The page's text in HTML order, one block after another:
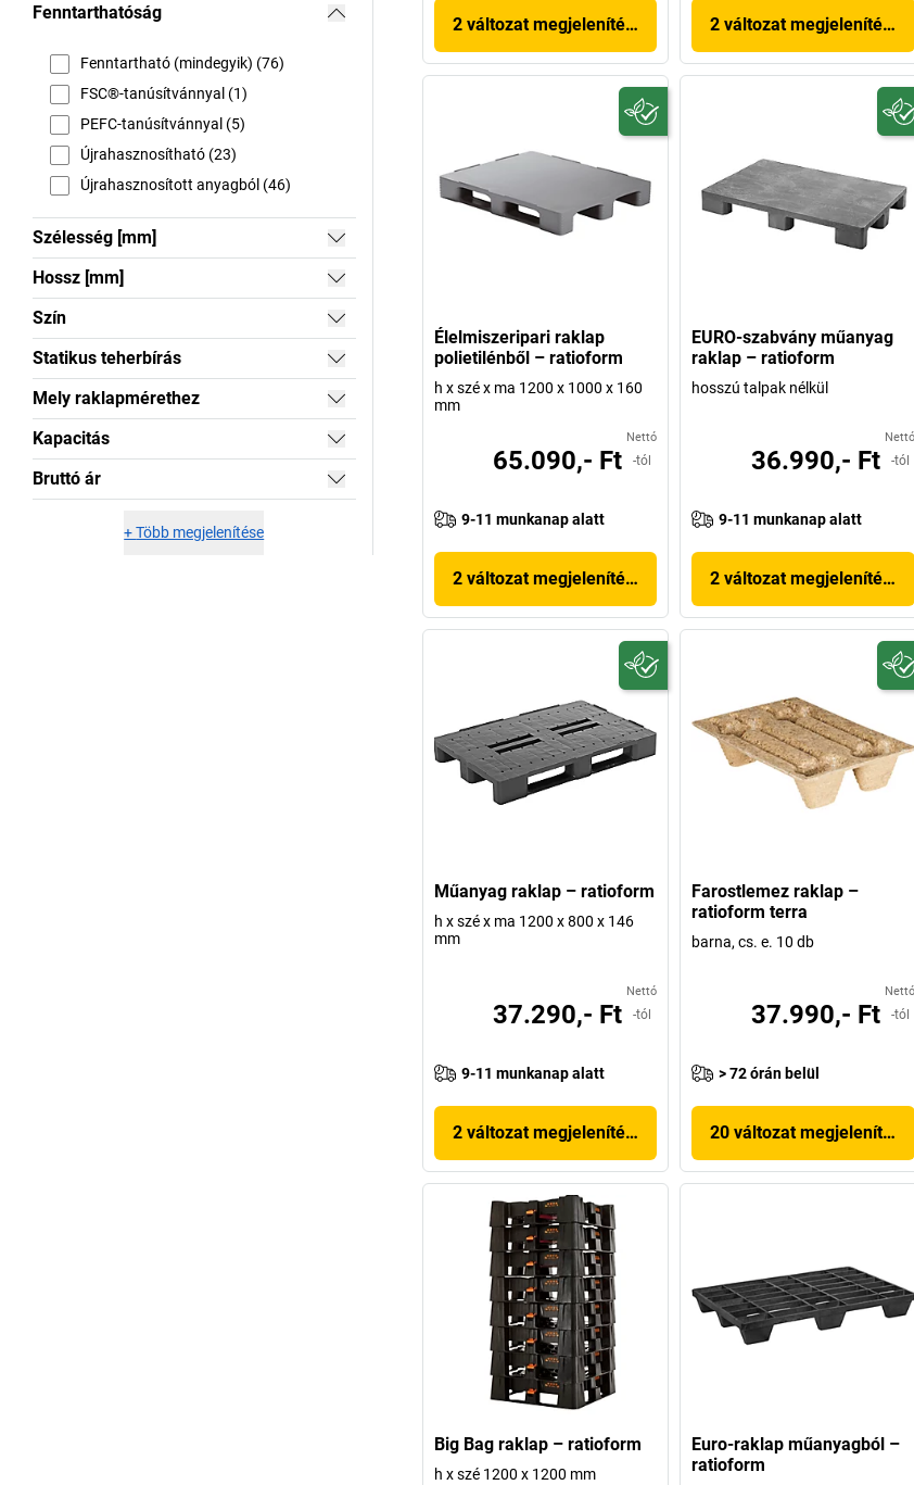
Fenntarthatóság
Fenntartható (mindegyik) (76)
FSC®-tanúsítvánnyal (1)
PEFC-tanúsítvánnyal (5)
Újrahasznosítható (23)
Újrahasznosított anyagból (46)
Szélesség [mm]
Hossz [mm]
Szín
Statikus teherbírás
Mely raklapmérethez
Kapacitás
Bruttó ár
+Több megjelenítése
2 változat megjelenítése 2 változat megjelenítése
Élelmiszeripari raklap
polietilénből – ratioform
h x szé x ma 1200 x 1000 x 160
mm
Nettó
65.090,- Ft -tól
9-11 munkanap alatt
2 változat megjelenítése
EURO-szabvány műanyag
raklap – ratioform
hosszú talpak nélkül
Nettó
36.990,- Ft -tól
9-11 munkanap alatt
2 változat megjelenítése
Műanyag raklap – ratioform
h x szé x ma 1200 x 800 x 146
mm
Nettó
37.290,- Ft -tól
9-11 munkanap alatt
2 változat megjelenítése
Farostlemez raklap –
ratioform terra
barna, cs. e. 10 db
Nettó
37.990,- Ft -tól
> 72 órán belül
20 változat megjelenítése
Big Bag raklap – ratioform
h x szé 1200 x 1200 mm
Euro-raklap műanyagból –
ratioform